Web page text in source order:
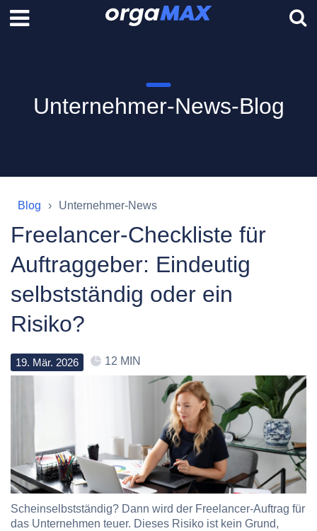
Unternehmer-News-Blog
Blog Unternehmer-News
Freelancer-Checkliste für
Auftraggeber: Eindeutig
selbstständig oder ein
Risiko?
19. Mär. 2026 12 MIN
Scheinselbstständig? Dann wird der Freelancer-Auftrag für
das Unternehmen teuer. Dieses Risiko ist kein Grund,